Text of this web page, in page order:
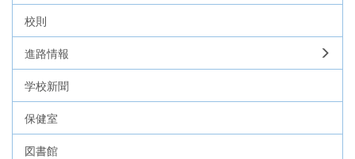
校則
進路情報
学校新聞
保健室
図書館